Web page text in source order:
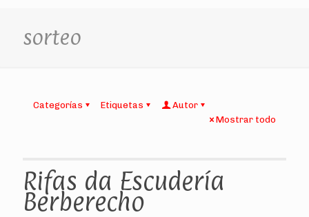
sorteo
Categorías Etiquetas
Autor
Mostrar todo
Rifas da Escudería
Berberecho